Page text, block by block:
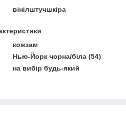
вінілштучшкіра
кожзам
Нью-Йорк чорна/біла (54)
на вибір будь-який